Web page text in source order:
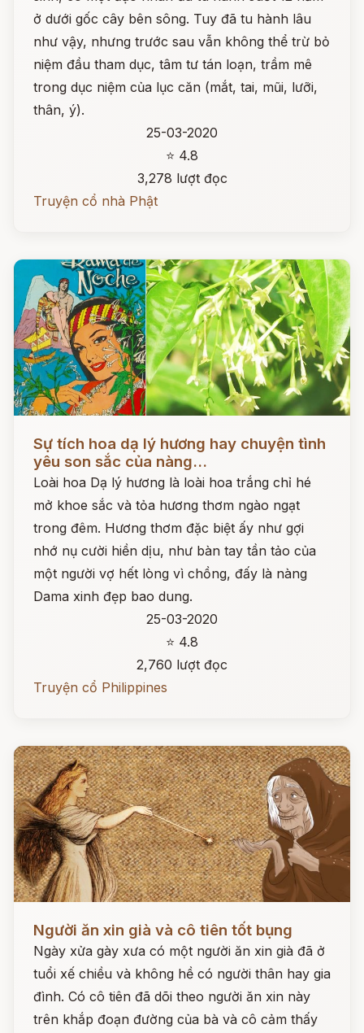
ở dưới gốc cây bên sông. Tuy đã tu hành lâu
như vậy, nhưng trước sau vẫn không thể trừ bỏ
niệm đầu tham dục, tâm tư tán loạn, trầm mê
trong dục niệm của lục căn (mắt, tai, mũi, lưỡi,
thân, ý).
25-03-2020
⭐ 4.8
3,278 lượt đọc
Truyện cổ nhà Phật
Sự tích hoa dạ lý hương hay chuyện tình
yêu son sắc của nàng...
Loài hoa Dạ lý hương là loài hoa trắng chỉ hé
mở khoe sắc và tỏa hương thơm ngào ngạt
trong đêm. Hương thơm đặc biệt ấy như gợi
nhớ nụ cười hiền dịu, như bàn tay tần tảo của
một người vợ hết lòng vì chồng, đấy là nàng
Dama xinh đẹp bao dung.
25-03-2020
⭐ 4.8
2,760 lượt đọc
Truyện cổ Philippines
Người ăn xin già và cô tiên tốt bụng
Ngày xửa gày xưa có một người ăn xin già đã ở
tuổi xế chiều và không hề có người thân hay gia
đình. Có cô tiên đã dõi theo người ăn xin này
trên khắp đoạn đường của bà và cô cảm thấy